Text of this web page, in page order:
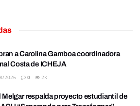
a Carolina Gamboa coordinadora
Costa de ICHEJA
2026 0 2K
Melgar respalda proyecto estudiantil de